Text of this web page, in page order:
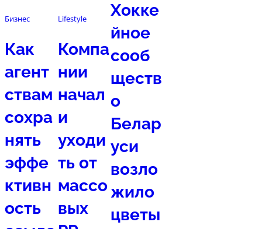
Бизнес
Как
агент
ствам
сохра
нять
эффе
ктивн
ость
Lifestyle
Компа
нии
начал
и
уходи
ть от
массо
вых
Хокке
йное
сооб
ществ
о
Белар
уси
возло
жило
цветы